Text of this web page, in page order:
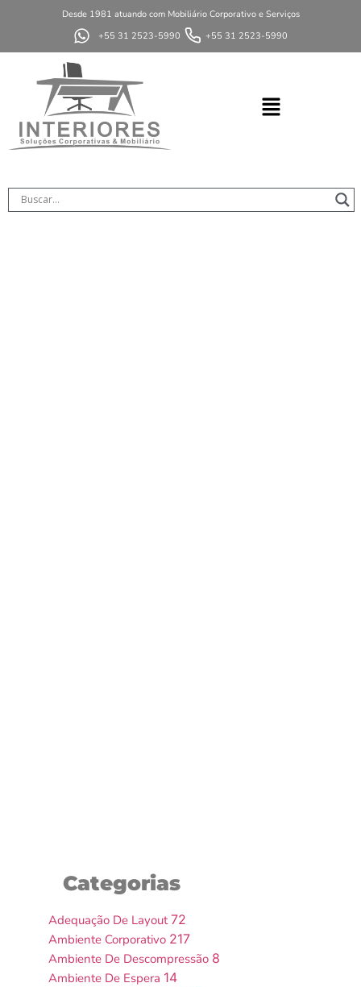
Desde 1981 atuando com Mobiliário Corporativo e Serviços
+55 31 2523-5990
+55 31 2523-5990
Categorias
Adequação De Layout72
Ambiente Corporativo 217
Ambiente De Descompressão 8
Ambiente De Espera 14